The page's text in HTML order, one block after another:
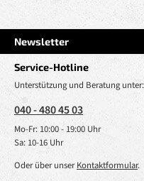
Newsletter
Service-Hotline
Unterstützung und Beratung unter:
040 - 480 45 03
Mo-Fr: 10:00 - 19:00 Uhr
Sa: 10-16 Uhr
Oder über unserKontaktformular.